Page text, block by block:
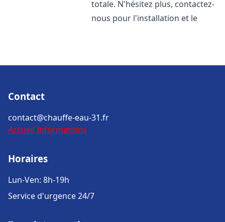
totale. N'hésitez plus, contactez-
nous pour l'installation et le
Contact
contact@chauffe-eau-31.fr
Accueil Informations
Horaires
Lun-Ven: 8h-19h
Service d'urgence 24/7